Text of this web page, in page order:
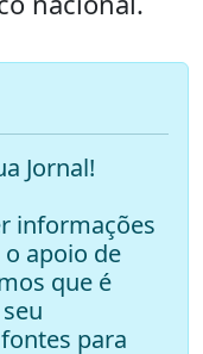
Jornal!
informações
apoio de
que é
para